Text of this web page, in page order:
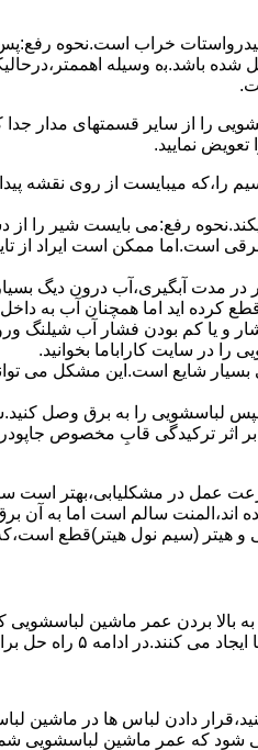
۳:لباسشویی ﻋﻤﻞ آﺑﮕﯿﺮی را ﺑﻪ اﺗﻤﺎم رﺳﺎﻧﺪه،اﻣﺎ ﻋﻤﻠﯿﺎت ﺑﻌﺪی
(۱۳)،ﮐﻪ ﺑﻪ ﻣﻮﺗﻮر ﻣﺘﺼﻞ اﺳﺖ،وﺻﻞ ﺷﺪه
ﻧﻤﺎﯾﯿﺪ.
را،ﮐﻪ میبایست از روی ﻧﻘﺸﻪ
رﻓﻊ:می بایست ﺷﯿﺮ را
است.اما ممکن است ایراد از
در ﻣﺪت آﺑﮕﯿﺮی،آب درون دﯾﮓ
اید اما همچنان آب به داخل
و یا کم بودن فشار آب
در سایت کاراباما بخوانید.
شایع است.این مشکل می
لباسشویی را ﺑﻪ ﺑﺮق وصل
ﺗﺮﮐﯿﺪﮔﯽ قابِ ﻣﺨﺼﻮص
ﺷﺪه اند،اﻟﻤﻨﺖ ﺳﺎﻟﻢ است اما
و ﻫﯿﺘﺮ (سیم ﻧﻮل ﻫﯿﺘﺮ)ﻗﻄﻊ
بالا بردن عمر ماشین
ماشین لباسشویی را ذکر می کنیم.
دادن لباس ها در